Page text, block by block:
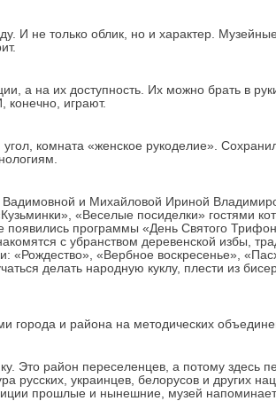
И не только облик, но и характер.
а на их доступность. Их можно брать в
конечно, играют.
комната «женское рукоделие».
и Михайловой Ириной
«Веселые посиделки» гостями
программы «День Святого
с убранством деревенской избы,
«Рождество», «Вербное воскресенье»,
делать народную куклу, плести из
города и района на методических
Это район переселенцев, а потому здесь
русских, украинцев, белорусов и других
прошлые и нынешние, музей